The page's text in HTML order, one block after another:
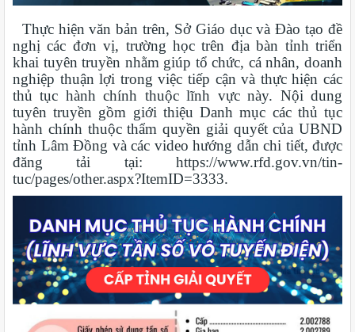
Thực hiện văn bản trên, Sở Giáo dục và Đào tạo đề
nghị các đơn vị, trường học trên địa bàn tỉnh triển
khai tuyên truyền nhằm giúp tổ chức, cá nhân, doanh
nghiệp thuận lợi trong việc tiếp cận và thực hiện các
thủ tục hành chính thuộc lĩnh vực này. Nội dung
tuyên truyền gồm giới thiệu Danh mục các thủ tục
hành chính thuộc thẩm quyền giải quyết của UBND
tỉnh Lâm Đồng và các video hướng dẫn chi tiết, được
đăng tải tại: https://www.rfd.gov.vn/tin-
tuc/pages/other.aspx?ItemID=3333.